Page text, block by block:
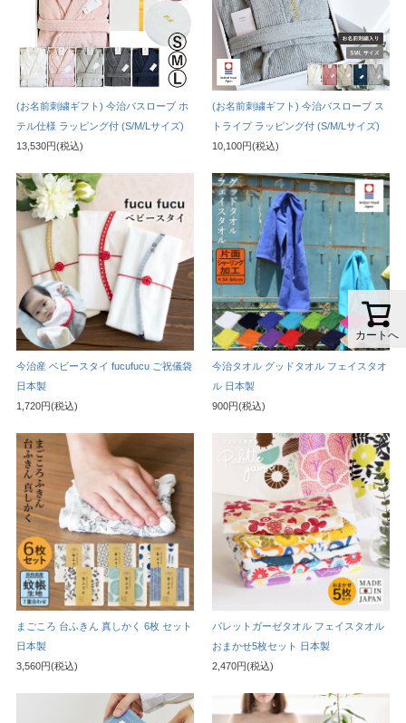
(お名前刺繍ギフト) 今治バスローブ ホ
テル仕様 ラッピング付 (S/M/Lサイズ)
13,530円(税込)
(お名前刺繍ギフト) 今治バスローブ ス
トライプ ラッピング付 (S/M/Lサイズ)
10,100円(税込)
今治産 ベビースタイ fucufucu ご祝儀袋
日本製
1,720円(税込)
今治タオル グッドタオル フェイスタオ
ル 日本製
900円(税込)
まごころ 台ふきん 真しかく 6枚 セット
日本製
3,560円(税込)
パレットガーゼタオル フェイスタオル
おまかせ5枚セット 日本製
2,470円(税込)
カートへ